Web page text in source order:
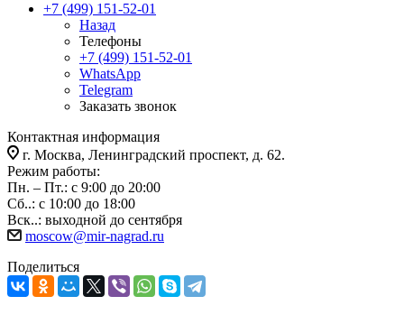
+7 (499) 151-52-01
Назад
Телефоны
+7 (499) 151-52-01
WhatsApp
Telegram
Заказать звонок
Контактная информация
г. Москва, Ленинградский проспект, д. 62.
Режим работы:
Пн. – Пт.: с 9:00 до 20:00
Сб..: с 10:00 до 18:00
Вск..: выходной до сентября
moscow@mir-nagrad.ru
Поделиться